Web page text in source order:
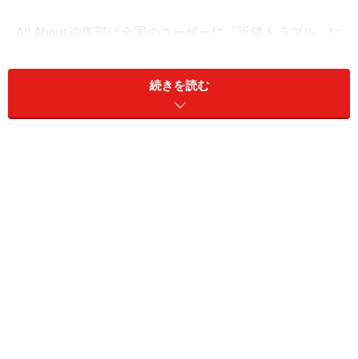
All About編集部は全国のユーザーに「近隣トラブル」に
れたお悩みに対して、弁護士でAll About 暮らしの法律ガ
が回答します。
続きを読む